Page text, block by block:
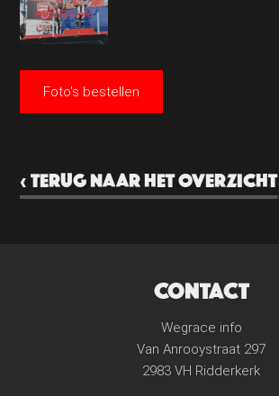
Foto's bestellen
‹ TERUG NAAR HET OVERZICHT
CONTACT
Wegrace info
Van Anrooystraat 297
2983 VH Ridderkerk